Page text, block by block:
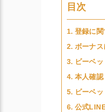
目次
登録に
ボーナ
ビーベ
本人確
ビーベ
公式